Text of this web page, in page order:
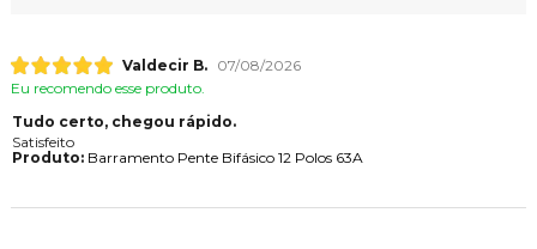
Valdecir B.
07/08/2026
Eu recomendo esse produto.
Tudo certo, chegou rápido.
Satisfeito
Produto:Barramento Pente Bifásico 12 Polos 63A